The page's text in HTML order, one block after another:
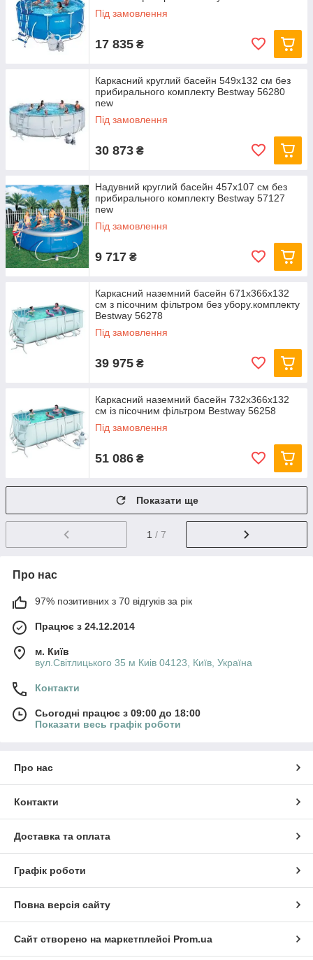
Під замовлення
17 835 ₴
Каркасний круглий басейн 549x132 см без
прибирального комплекту Bestway 56280
new
Під замовлення
30 873 ₴
Надувний круглий басейн 457х107 см без
прибирального комплекту Bestway 57127
new
Під замовлення
9 717 ₴
Каркасний наземний басейн 671x366x132
см з пісочним фільтром без убору.комплекту
Bestway 56278
Під замовлення
39 975 ₴
Каркасний наземний басейн 732x366х132
см із пісочним фільтром Bestway 56258
Під замовлення
51 086 ₴
Показати ще
1 / 7
Про нас
97% позитивних з 70 відгуків за рік
Працює з 24.12.2014
м. Київ
вул.Світлицького 35 м Киів 04123, Київ, Україна
Контакти
Сьогодні працює з 09:00 до 18:00
Показати весь графік роботи
Про нас
Контакти
Доставка та оплата
Графік роботи
Повна версія сайту
Сайт створено на маркетплейсі Prom.ua